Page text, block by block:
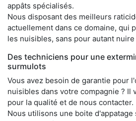
appâts spécialisés.
Nous disposant des meilleurs
actuellement dans ce domaine, qui
les nuisibles, sans pour autant
Des techniciens pour une
surmulots
Vous avez besoin de garantie pour
nuisibles dans votre compagnie ? Il
pour la qualité et de nous contacter.
Nous utilisons une boite d'appatage